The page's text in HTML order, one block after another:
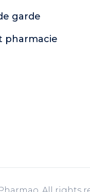
garde
pharmacie